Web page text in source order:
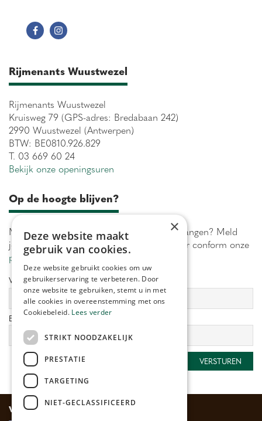
Rijmenants Wuustwezel
Rijmenants Wuustwezel
Kruisweg 79 (GPS-adres: Bredabaan 242)
2990 Wuustwezel (Antwerpen)
BTW: BE0810.926.829
T. 03 669 60 24
Bekijk onze openingsuren
Op de hoogte blijven?
Maximaal 1 keer per week onze acties ontvangen? Meld
je aan! Wij verwerken jouw gegevens secuur conform onze
privacy policy.
Voornaam: Achternaam:
E-mailadres:
Veilig betalen
×
Deze website maakt
gebruik van cookies.
Deze website gebruikt cookies om uw
gebruikerservaring te verbeteren. Door
onze website te gebruiken, stemt u in met
alle cookies in overeenstemming met ons
Cookiebeleid. Lees verder
STRIKT NOODZAKELIJK
PRESTATIE
TARGETING
NIET-GECLASSIFICEERD